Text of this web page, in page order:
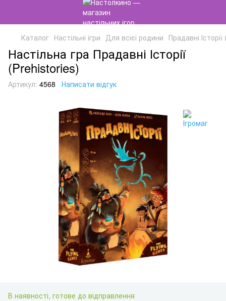
Каталог Настільні ігри Для всієї родини Прадавні
Настільна гра Прадавні Історії
(Prehistories)
Артикул: 4568 Написати відгук
В наявності, готове до відправлення